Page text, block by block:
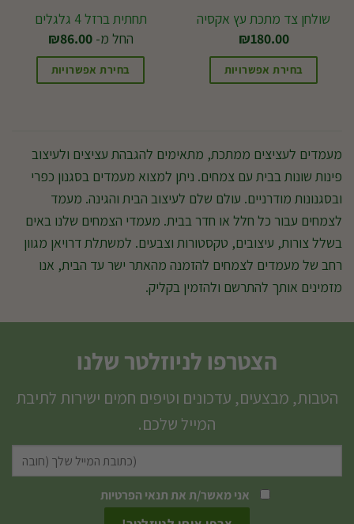
בעמוד
המוצר
שולחן צד מתכת עץ אקסיה
₪180.00
בחירת אפשרויות
תחתית ברזל 4 גלגלים
החל מ-
₪86.00
בחירת אפשרויות
מספר
סוגים.
ניתן
לבחור
את
האפשרויות
מעמדים לעציצים ממתכת, מתאימים להגבהת עציצים ולעיצוב
פינות שונות בבית עם צמחים. ניתן למצוא מעמדים בסגנון כפרי
ובסגנונות מודרניים. עולם שלם לעיצוב הבית והגינה. מעמד
לצמחים עבור כל חלל או חדר בבית. מעמדי הצמחים שלנו באים
בשלל צורות, עיצובים, טקסטורות וצבעים. למשתלת דרויאן מגוון
רחב של מעמדים לצמחים להזמנה מהאתר ישר עד הבית, אנו
מזמינים אותך להתרשם ולהזמין בקליק.
הצטרפו לניוזלטר שלנו
הטבות, מבצעים, עדכונים וטיפים חמים ישירות לתיבת
המייל שלכם.
אני מאשר/ת אתתנאי הפרטיות